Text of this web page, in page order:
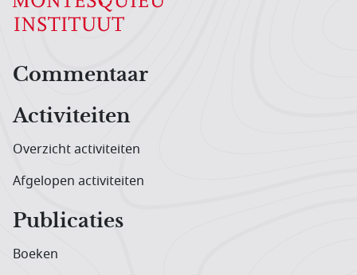
Hoofdnavigatiemenu
Commentaar
Activiteiten
Overzicht activiteiten
Afgelopen activiteiten
Publicaties
Boeken